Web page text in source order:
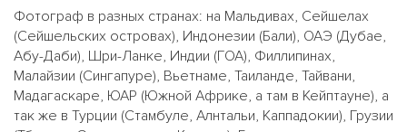
Фотограф в разных странах: на Мальдивах, Сейшелах
(Сейшельских островах), Индонезии (Бали), ОАЭ (Дубае,
Абу-Даби), Шри-Ланке, Индии (ГОА), Филлипинах,
Малайзии (Сингапуре), Вьетнаме, Таиланде, Тайвани,
Мадагаскаре, ЮАР (Южной Африке, а там в Кейптауне), а
так же в Турции (Стамбуле, Алнтальи, Каппадокии), Грузии